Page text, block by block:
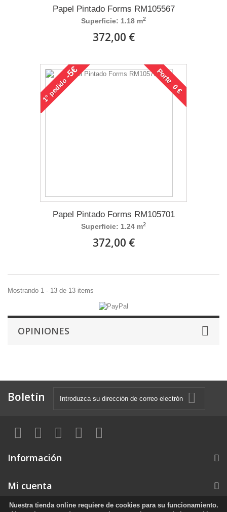
Nuestra tienda online requiere de cookies para su funcionamiento.
Papel Pintado Forms RM105567
Superficie: 1.18 m2
372,00 €
1°
pedido
-5€ Porte 0 €
Papel Pintado Forms RM105701
Superficie: 1.24 m2
372,00 €
Mostrando 1 - 13 de 13 items
OPINIONES
Boletín
Información
Mi cuenta